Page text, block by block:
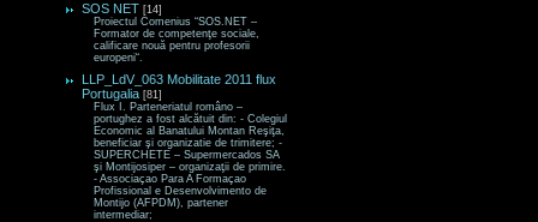
SOS NET [14]
Proiectul Comenius “SOS.NET –
Formator de competenţe sociale,
calificare nouă pentru profesorii
europeni“.
LLP_LdV_063 Mobilitate 2011 flux
Portugalia [81]
Flux I. Parteneriatul româno –
portughez a fost alcătuit din: - Colegiul
Economic al Banatului Montan Reşiţa,
beneficiar şi organizatie de trimitere; -
SUPERCHETE – Supermercados SA
şi Montijosiper – organizaţii de primire.
- Associaçao Para A Formaçao
Profissional e Desenvolvimento de
Montijo (AFPDM), partener
intermediar;